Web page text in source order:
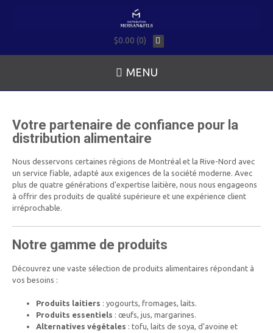
$0.00 (0)
MENU
Votre partenaire de confiance pour la
distribution alimentaire
Nous desservons certaines régions de Montréal et la Rive-Nord avec
un service fiable, adapté aux exigences de la société moderne. Avec
plus de quatre générations d’expertise laitière, nous nous engageons
à offrir des produits de qualité supérieure et une expérience client
irréprochable.
Notre gamme de produits
Découvrez une vaste sélection de produits alimentaires répondant à
vos besoins :
Produits laitiers : yogourts, fromages, laits.
Produits essentiels : œufs, jus, margarines.
Alternatives végétales : tofu, laits de soya, d’avoine et